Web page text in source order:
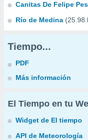
Canitas De Felipe
Río de Medina (25.98
Tiempo...
PDF
Más información
El Tiempo en tu
Widget de El tiempo
API de Meteorología